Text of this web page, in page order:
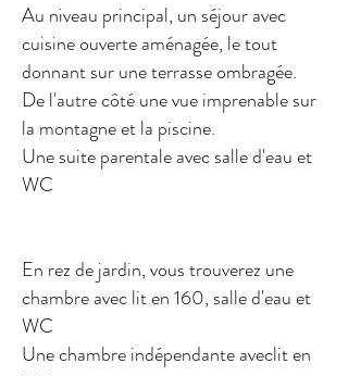
Au niveau principal, un séjour avec
cuisine ouverte aménagée, le tout
donnant sur une terrasse ombragée.
De l'autre côté une vue imprenable sur
la montagne et la piscine.
Une suite parentale avec salle d'eau et
WC
En rez de jardin, vous trouverez une
chambre avec lit en 160, salle d'eau et
WC
Une chambre indépendante aveclit en